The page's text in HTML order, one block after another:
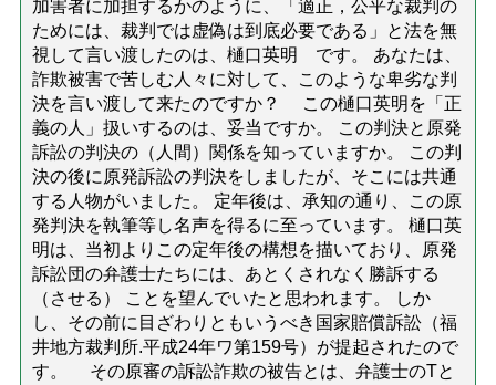
加害者に加担するかのように、「適正，公平な裁判の
ためには、裁判では虚偽は到底必要である」と法を無
視して言い渡したのは、樋口英明 です。 あなたは、
詐欺被害で苦しむ人々に対して、このような卑劣な判
決を言い渡して来たのですか？ この樋口英明を「正
義の人」扱いするのは、妥当ですか。 この判決と原発
訴訟の判決の（人間）関係を知っていますか。 この判
決の後に原発訴訟の判決をしましたが、そこには共通
する人物がいました。 定年後は、承知の通り、この原
発判決を執筆等し名声を得るに至っています。 樋口英
明は、当初よりこの定年後の構想を描いており、原発
訴訟団の弁護士たちには、あとくされなく勝訴する
（させる） ことを望んでいたと思われます。 しか
し、その前に目ざわりともいうべき国家賠償訴訟（福
井地方裁判所.平成24年ワ第159号）が提起されたので
す。 その原審の訴訟詐欺の被告とは、弁護士のTと